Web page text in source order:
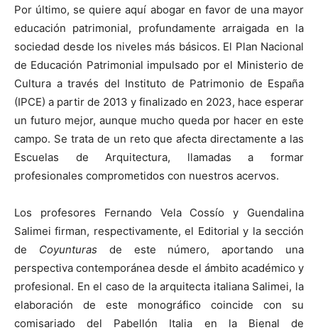
Por último, se quiere aquí abogar en favor de una mayor
educación patrimonial, profundamente arraigada en la
sociedad desde los niveles más básicos. El Plan Nacional
de Educación Patrimonial impulsado por el Ministerio de
Cultura a través del Instituto de Patrimonio de España
(IPCE) a partir de 2013 y finalizado en 2023, hace esperar
un futuro mejor, aunque mucho queda por hacer en este
campo. Se trata de un reto que afecta directamente a las
Escuelas de Arquitectura, llamadas a formar
profesionales comprometidos con nuestros acervos.
Los profesores Fernando Vela Cossío y Guendalina
Salimei firman, respectivamente, el Editorial y la sección
de Coyunturas de este número, aportando una
perspectiva contemporánea desde el ámbito académico y
profesional. En el caso de la arquitecta italiana Salimei, la
elaboración de este monográfico coincide con su
comisariado del Pabellón Italia en la Bienal de